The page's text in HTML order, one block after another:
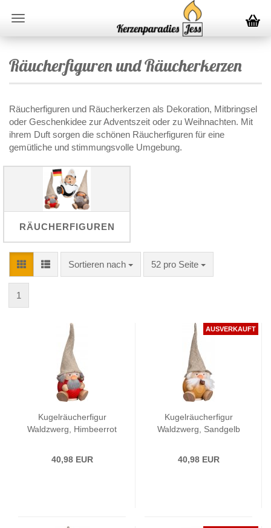
Räucherfiguren und Räucherkerzen
Räucherfiguren und Räucherkerzen als Dekoration, Mitbringsel
oder Geschenkidee zur Adventszeit oder zu Weihnachten. Mit
ihrem Duft sorgen die schönen Räucherfiguren für eine
gemütliche und stimmungsvolle Umgebung.
RÄUCHERFIGUREN
Sortieren nach
Sortieren nach 52 pro Seite
pro Seite
1
Kugelräucherfigur
Waldzwerg, Himbeerrot
40,98 EUR
AUSVERKAUFT
Kugelräucherfigur
Waldzwerg, Sandgelb
40,98 EUR